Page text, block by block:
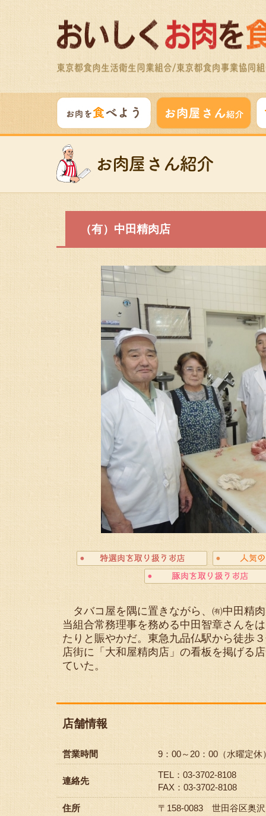
（有）中田精肉店
タバコ屋を隅に置きながら、㈲中田精
当組合常務理事を務める中田智章さんを
たりと賑やかだ。東急九品仏駅から徒歩
店街に「大和屋精肉店」の看板を掲げる
ていた。
店舗情報
営業時間 9：00～20：00（水曜定休
連絡先
TEL：03-3702-8108
FAX：03-3702-8108
住所 〒158-0083 世田谷区奥